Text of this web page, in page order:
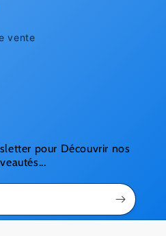
vente
pour Découvrir nos